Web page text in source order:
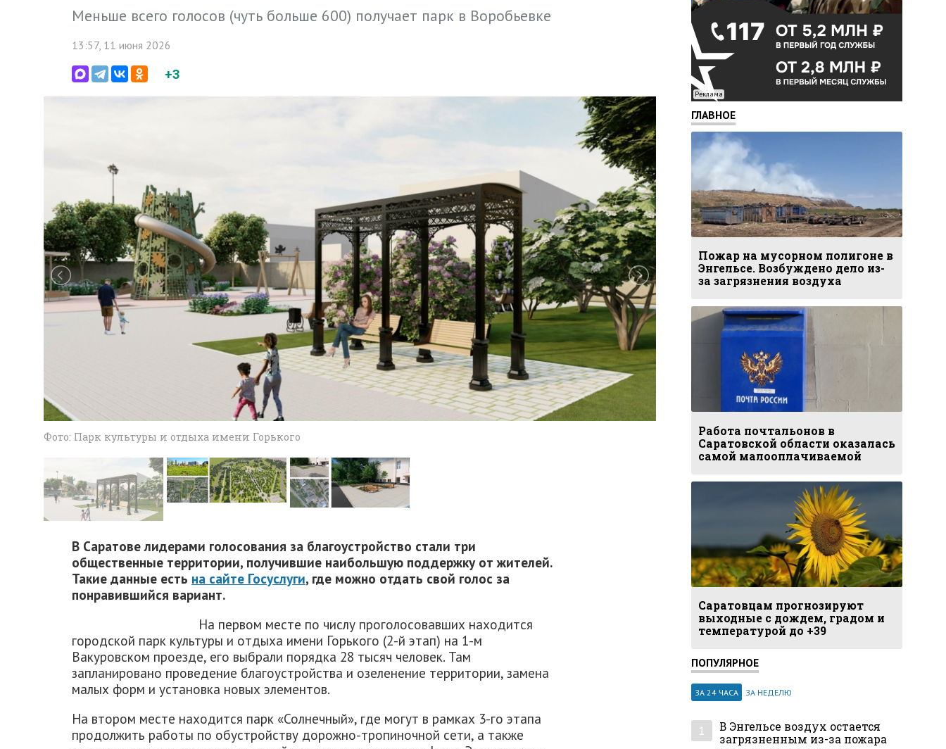
Меньше всего голосов (чуть больше 600) получает парк в Воробьевке
13:57, 11 июня 2026
+3
Фото: Парк культуры и отдыха имени Горького
Фото: Парк культуры и отдыха имени Горького
В Саратове лидерами голосования за благоустройство стали три
общественные территории, получившие наибольшую поддержку от жителей.
Такие данные есть на сайте Госуслуги, где можно отдать свой голос за
понравившийся вариант.
На первом месте по числу проголосовавших находится
городской парк культуры и отдыха имени Горького (2-й этап) на 1-м
Вакуровском проезде, его выбрали порядка 28 тысяч человек. Там
запланировано проведение благоустройства и озеленение территории, замена
малых форм и установка новых элементов.
На втором месте находится парк «Солнечный», где могут в рамках 3-го этапа
продолжить работы по обустройству дорожно-тропиночной сети, а также
Реклама
ГЛАВНОЕ
Пожар на мусорном полигоне в
Энгельсе. Возбуждено дело из-
за загрязнения воздуха
Работа почтальонов в
Саратовской области оказалась
самой малооплачиваемой
Саратовцам прогнозируют
выходные с дождем, градом и
температурой до +39
ПОПУЛЯРНОЕ
ЗА 24 ЧАСА ЗА НЕДЕЛЮ
1
В Энгельсе воздух остается
загрязненным из-за пожара